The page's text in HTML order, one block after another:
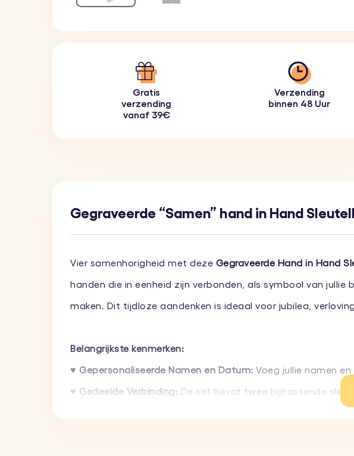
Gratis
verzending
vanaf 39€
Verzending
binnen 48 Uur
Gegraveerde “Samen” hand in Hand
Vier samenhorigheid met deze Gegraveerde Hand in Hand
handen die in eenheid zijn verbonden, als symbool van
maken. Dit tijdloze aandenken is ideaal voor jubilea,
Belangrijkste kenmerken:
♥ Gepersonaliseerde Namen en Datum: Voeg jullie namen
♥ Gedeelde Verbinding: De set bevat twee bijpassende